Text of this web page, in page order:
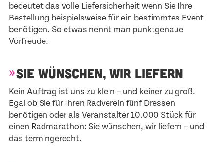
bedeutet das volle Liefersicherheit wenn Sie Ihre
Bestellung beispielsweise für ein bestimmtes Event
benötigen. So etwas nennt man punktgenaue
Vorfreude.
SIE WÜNSCHEN, WIR LIEFERN
Kein Auftrag ist uns zu klein – und keiner zu groß.
Egal ob Sie für Ihren Radverein fünf Dressen
benötigen oder als Veranstalter 10.000 Stück für
einen Radmarathon: Sie wünschen, wir liefern – und
das termingerecht.